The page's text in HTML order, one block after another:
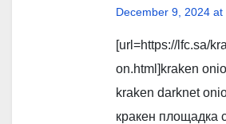
December 9, 2024 at
[url=https://lfc.sa/
on.html]kraken
kraken darknet
кракен площадка